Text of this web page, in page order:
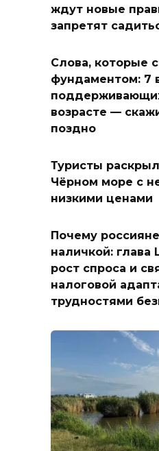
ждут новые
запретят
Слова, которые
фундаментом: 7
возрасте —
поздно
Туристы
Чёрном море с
низкими ценами
Почему
наличкой: глава
рост спроса и
налоговой
трудностями